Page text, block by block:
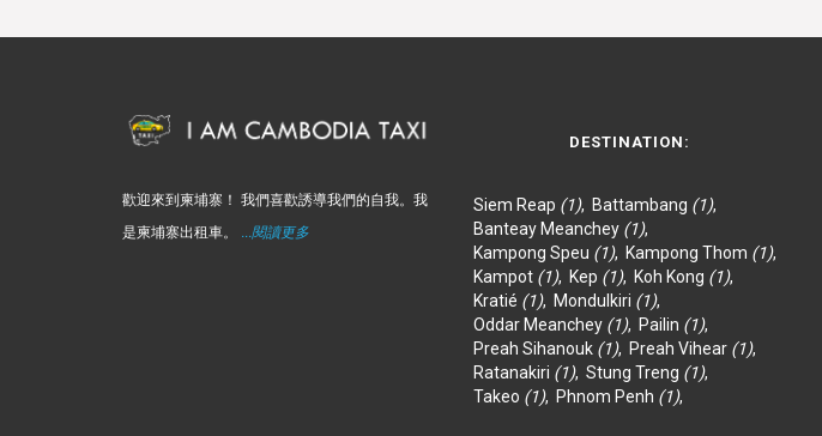
歡迎來到柬埔寨！ 我們喜歡誘導我們的自我。我
是柬埔寨出租車。 ...閱讀更多
DESTINATION:
Siem Reap (1), Battambang (1),
Banteay Meanchey (1),
Kampong Speu (1), Kampong Thom (1),
Kampot (1), Kep (1), Koh Kong (1),
Kratié (1), Mondulkiri (1),
Oddar Meanchey (1), Pailin (1),
Preah Sihanouk (1), Preah Vihear (1),
Ratanakiri (1), Stung Treng (1),
Takeo (1), Phnom Penh (1),